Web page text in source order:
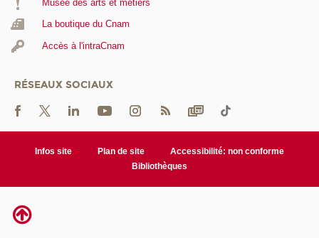
Musée des arts et métiers
La boutique du Cnam
Accès à l'intraCnam
RÉSEAUX SOCIAUX
Infos site Plan de site
Accessibilité: non conforme
Bibliothèques